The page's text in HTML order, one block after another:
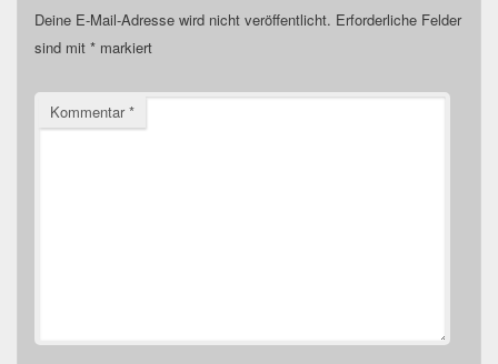
Deine E-Mail-Adresse wird nicht veröffentlicht. Erforderliche Felder
sind mit * markiert
Kommentar*